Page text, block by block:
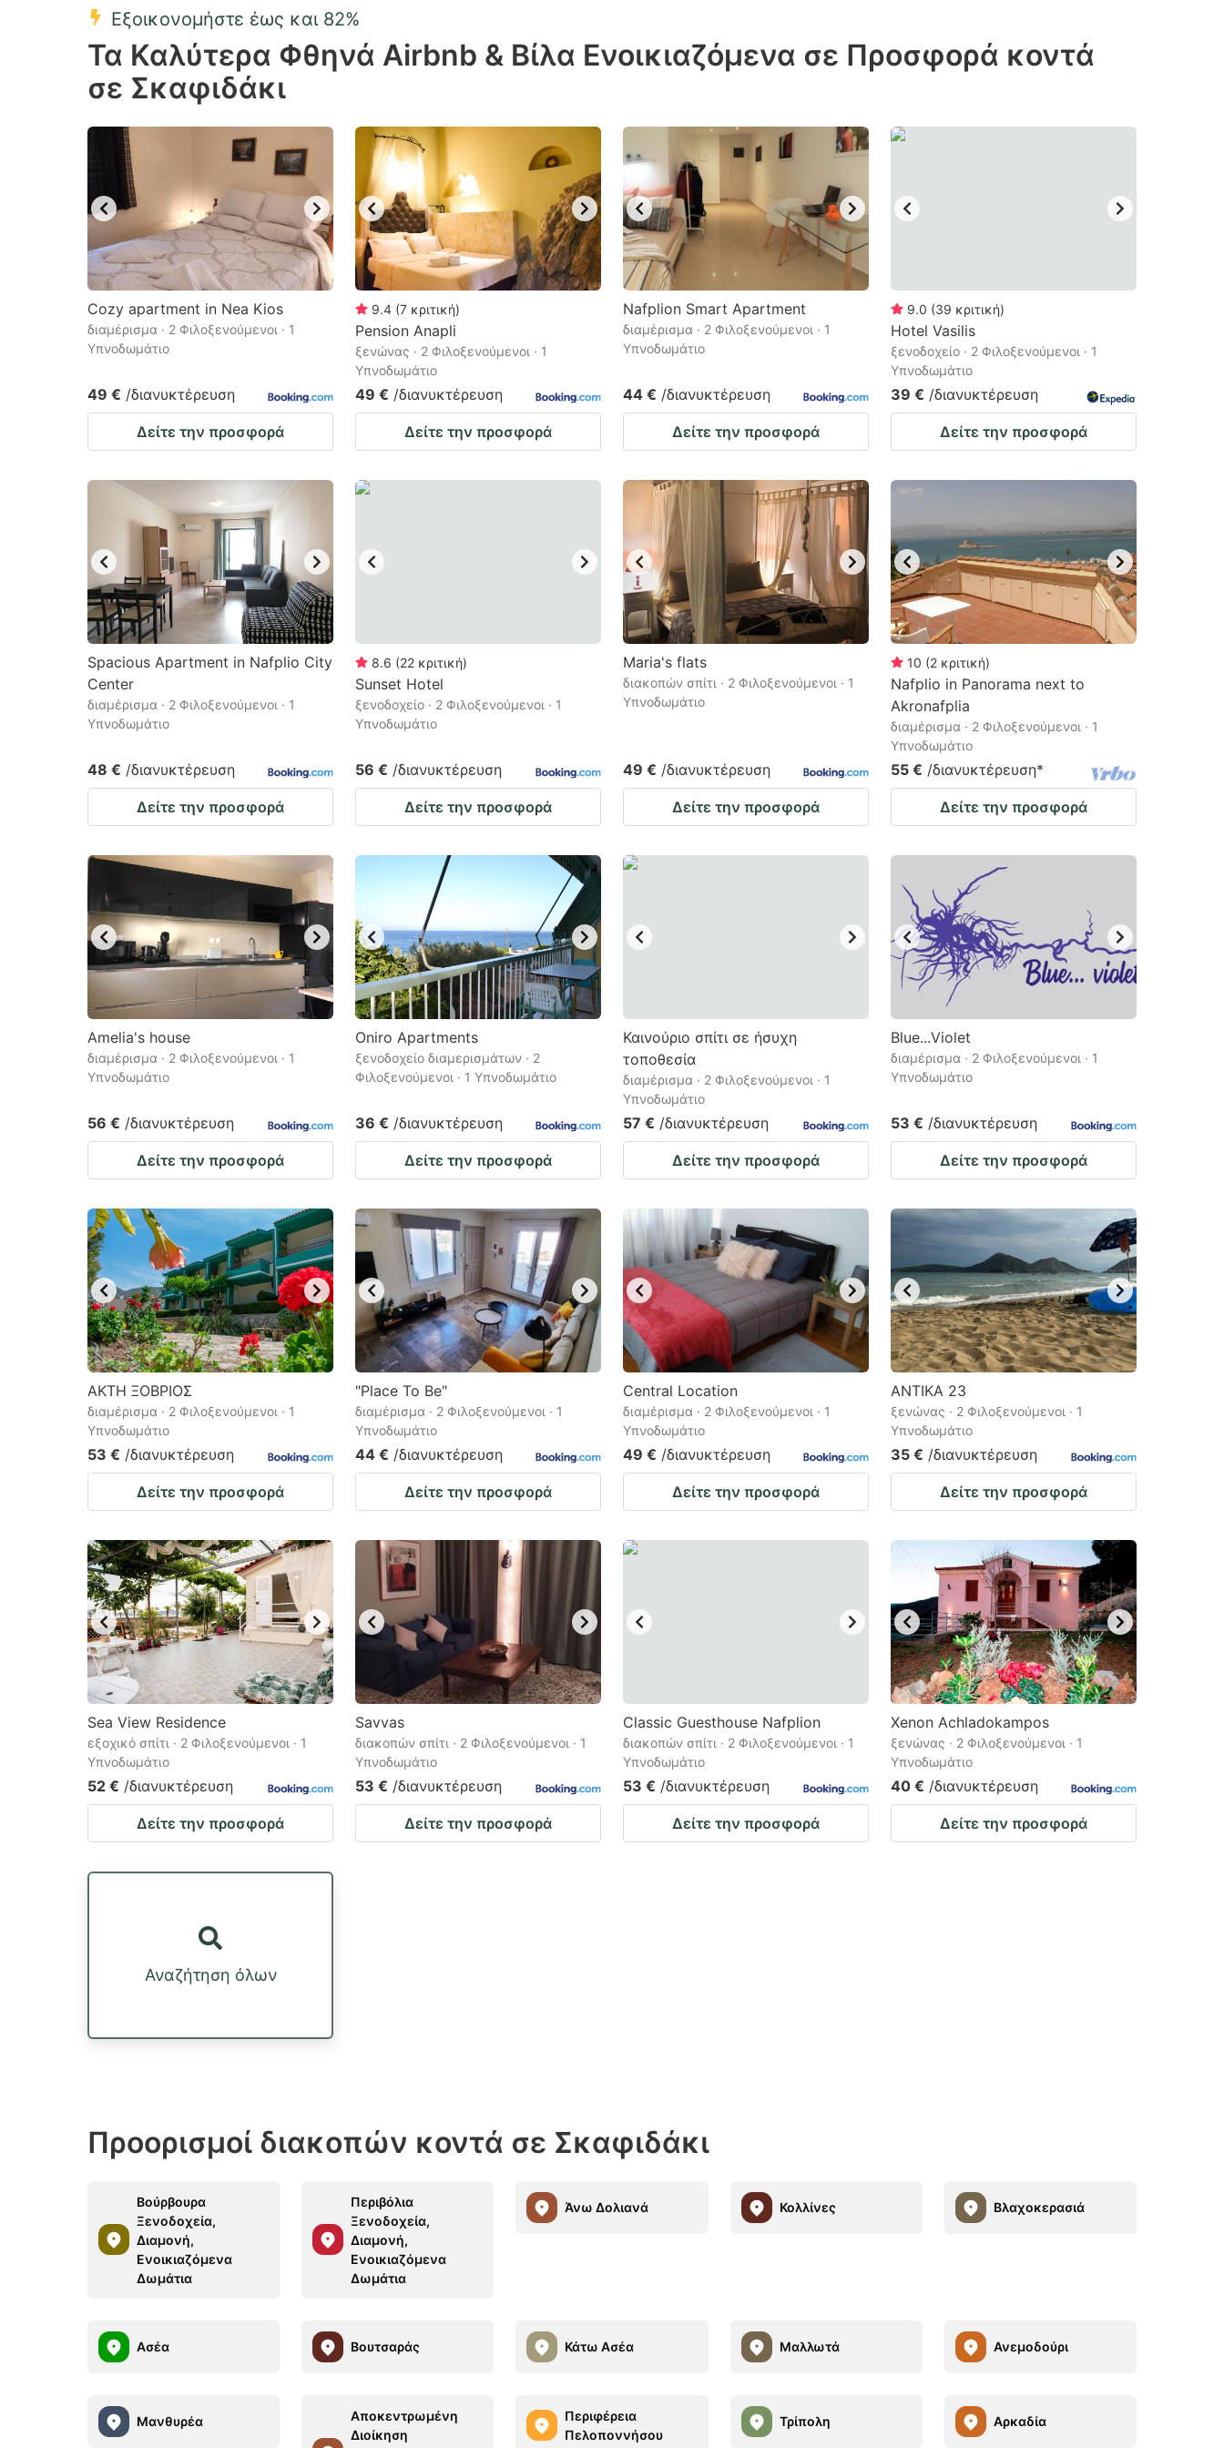
Press
the
question
the
keyboard
shortcuts
for
changing
dates.
the
key
to
get
the
keyboard
shortcuts
for
changing
dates.
Εξοικονομήστε έως και 82%
Τα Καλύτερα Φθηνά Airbnb & Βίλα Ενοικιαζόμενα σε Προσφορά κοντά
σε Σκαφιδάκι
Cozy apartment in Nea Kios
διαμέρισμα · 2 Φιλοξενούμενοι · 1
Υπνοδωμάτιο
49 € /διανυκτέρευση
Δείτε την προσφορά
9.4 (7 κριτική)
Pension Anapli
ξενώνας · 2 Φιλοξενούμενοι · 1
Υπνοδωμάτιο
49 € /διανυκτέρευση
Δείτε την προσφορά
Nafplion Smart Apartment
διαμέρισμα · 2 Φιλοξενούμενοι · 1
Υπνοδωμάτιο
44 € /διανυκτέρευση
Δείτε την προσφορά
9.0 (39 κριτική)
Hotel Vasilis
ξενοδοχείο · 2 Φιλοξενούμενοι · 1
Υπνοδωμάτιο
39 € /διανυκτέρευση
Δείτε την προσφορά
Spacious Apartment in Nafplio City
Center
διαμέρισμα · 2 Φιλοξενούμενοι · 1
Υπνοδωμάτιο
48 € /διανυκτέρευση
Δείτε την προσφορά
8.6 (22 κριτική)
Sunset Hotel
ξενοδοχείο · 2 Φιλοξενούμενοι · 1
Υπνοδωμάτιο
56 € /διανυκτέρευση
Δείτε την προσφορά
Μaria's flats
διακοπών σπίτι · 2 Φιλοξενούμενοι · 1
Υπνοδωμάτιο
49 € /διανυκτέρευση
Δείτε την προσφορά
10 (2 κριτική)
Nafplio in Panorama next to
Akronafplia
διαμέρισμα · 2 Φιλοξενούμενοι · 1
Υπνοδωμάτιο
55 € /διανυκτέρευση*
Δείτε την προσφορά
Amelia's house
διαμέρισμα · 2 Φιλοξενούμενοι · 1
Υπνοδωμάτιο
56 € /διανυκτέρευση
Δείτε την προσφορά
Oniro Apartments
ξενοδοχείο διαμερισμάτων · 2
Φιλοξενούμενοι · 1 Υπνοδωμάτιο
36 € /διανυκτέρευση
Δείτε την προσφορά
Καινούριο σπίτι σε ήσυχη
τοποθεσία
διαμέρισμα · 2 Φιλοξενούμενοι · 1
Υπνοδωμάτιο
57 € /διανυκτέρευση
Δείτε την προσφορά
Blue...Violet
διαμέρισμα · 2 Φιλοξενούμενοι · 1
Υπνοδωμάτιο
53 € /διανυκτέρευση
Δείτε την προσφορά
ΑΚΤΗ ΞΟΒΡΙΟΣ
διαμέρισμα · 2 Φιλοξενούμενοι · 1
Υπνοδωμάτιο
53 € /διανυκτέρευση
Δείτε την προσφορά
"Place To Be"
διαμέρισμα · 2 Φιλοξενούμενοι · 1
Υπνοδωμάτιο
44 € /διανυκτέρευση
Δείτε την προσφορά
Central Location
διαμέρισμα · 2 Φιλοξενούμενοι · 1
Υπνοδωμάτιο
49 € /διανυκτέρευση
Δείτε την προσφορά
ANTIKA 23
ξενώνας · 2 Φιλοξενούμενοι · 1
Υπνοδωμάτιο
35 € /διανυκτέρευση
Δείτε την προσφορά
Sea View Residence
εξοχικό σπίτι · 2 Φιλοξενούμενοι · 1
Υπνοδωμάτιο
52 € /διανυκτέρευση
Δείτε την προσφορά
Savvas
διακοπών σπίτι · 2 Φιλοξενούμενοι · 1
Υπνοδωμάτιο
53 € /διανυκτέρευση
Δείτε την προσφορά
Classic Guesthouse Nafplion
διακοπών σπίτι · 2 Φιλοξενούμενοι · 1
Υπνοδωμάτιο
53 € /διανυκτέρευση
Δείτε την προσφορά
Xenon Achladokampos
ξενώνας · 2 Φιλοξενούμενοι · 1
Υπνοδωμάτιο
40 € /διανυκτέρευση
Δείτε την προσφορά
Αναζήτηση όλων
Προορισμοί διακοπών κοντά σε Σκαφιδάκι
Βούρβουρα
Ξενοδοχεία,
Διαμονή,
Ενοικιαζόμενα
Δωμάτια
Περιβόλια
Ξενοδοχεία,
Διαμονή,
Ενοικιαζόμενα
Δωμάτια
Άνω Δολιανά Κολλίνες Βλαχοκερασιά
Ασέα Βουτσαράς Κάτω Ασέα Μαλλωτά Ανεμοδούρι
Μανθυρέα
Αποκεντρωμένη
Διοίκηση
Περιφέρεια
Πελοποννήσου
Τρίπολη Αρκαδία